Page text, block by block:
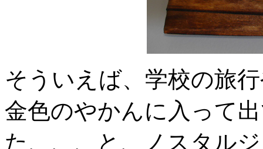
そういえば、学校の旅
金色のやかんに入って
た、、、と、ノスタル